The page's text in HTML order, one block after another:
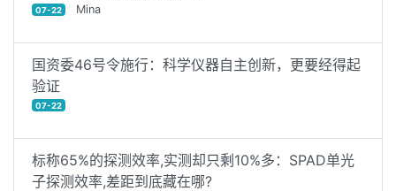
07-22 Mina
国资委46号令施行：科学仪器自主创新，更要经得起
验证
07-22
标称65%的探测效率,实测却只剩10%多：SPAD单光
子探测效率,差距到底藏在哪?